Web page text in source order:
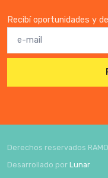
Recibí oportunidades y
Derechos reservados
Desarrollado por Lunar